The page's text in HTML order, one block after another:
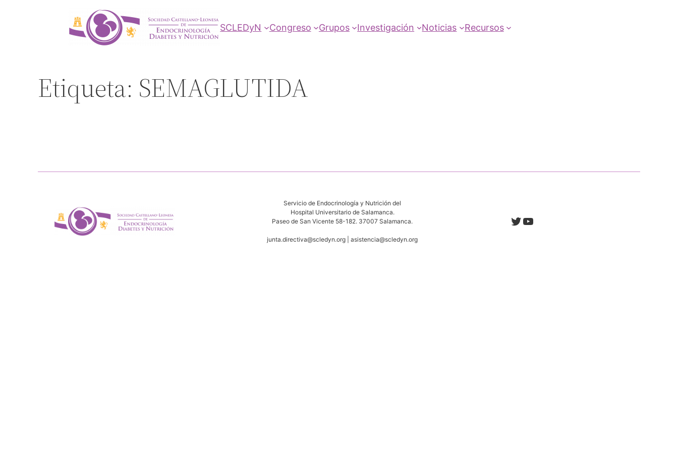
SCLEDyN Congreso Grupos Investigación Noticias Recursos
Etiqueta: SEMAGLUTIDA
Servicio de Endocrinología y Nutrición del
Hospital Universitario de Salamanca.
Paseo de San Vicente 58-182. 37007 Salamanca.
junta.directiva@scledyn.org | asistencia@scledyn.org
Twitter
YouTube